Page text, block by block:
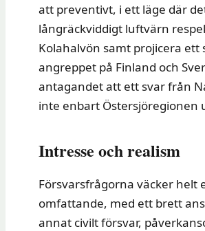
att preventivt, i ett läge där
långräckviddigt luftvärn
Kolahalvön samt projicera ett
angreppet på Finland och
antagandet att ett svar från
inte enbart Östersjöregionen
Intresse och realism
Försvarsfrågorna väcker helt
omfattande, med ett brett
annat civilt försvar,